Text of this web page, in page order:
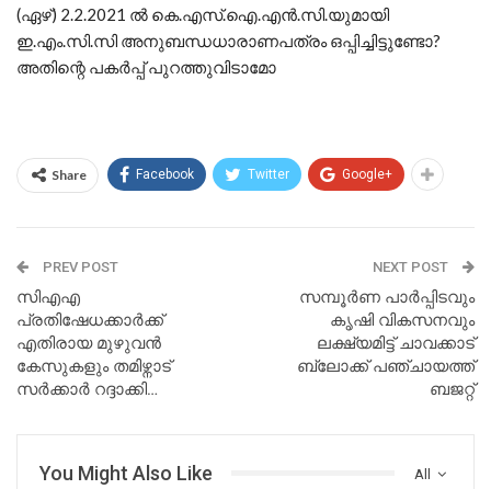
(ഏഴ്) 2.2.2021 ല്‍ കെ.എസ്.ഐ.എന്‍.സി.യുമായി
ഇ.എം.സി.സി അനുബന്ധധാരാണപത്രം ഒപ്പിച്ചിട്ടുണ്ടോ?
അതിന്റെ പകര്‍പ്പ് പുറത്തുവിടാമോ
Share Facebook Twitter Google+
PREV POST
സിഎഎ
പ്രതിഷേധക്കാര്‍ക്ക്
എതിരായ മുഴുവന്‍
കേസുകളും തമിഴ്നാട്
സര്‍ക്കാര്‍ റദ്ദാക്കി…
NEXT POST
സമ്പൂര്‍ണ പാര്‍പ്പിടവും
കൃഷി വികസനവും
ലക്ഷ്യമിട്ട് ചാവക്കാട്
ബ്ലോക്ക് പഞ്ചായത്ത്
ബജറ്റ്
All
You Might Also Like